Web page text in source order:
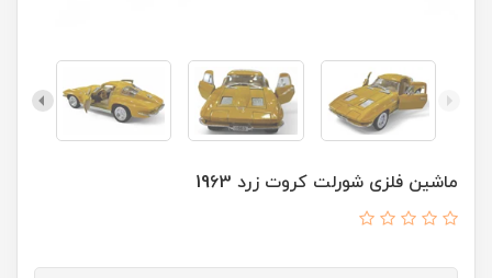
ماشین فلزی شورلت کروت زرد 1963